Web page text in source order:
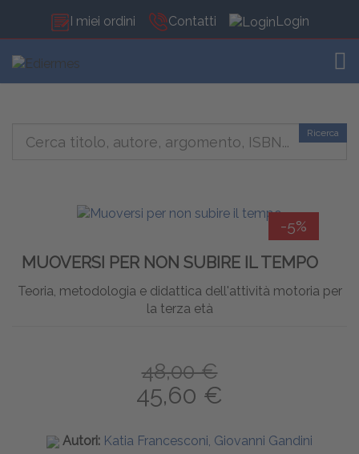
I miei ordini Contatti Login
Ricerca
-5%
MUOVERSI PER NON SUBIRE IL TEMPO
Teoria, metodologia e didattica dell'attività motoria per
la terza età
48,00 €
45,60 €
Autori: Katia Francesconi, Giovanni Gandini